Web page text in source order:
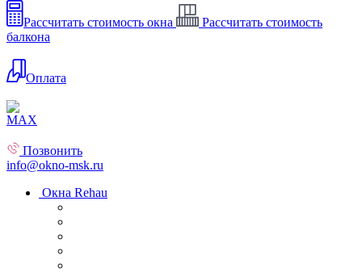
Рассчитать стоимость окна
Рассчитать стоимость
балкона
Оплата
Позвонить
info@okno-msk.ru
Окна Rehau